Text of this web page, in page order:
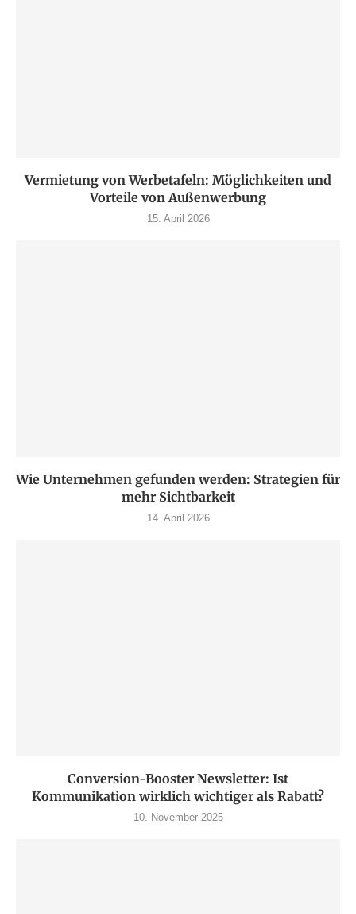
Vermietung von Werbetafeln: Möglichkeiten und
Vorteile von Außenwerbung
15. April 2026
Wie Unternehmen gefunden werden: Strategien für
mehr Sichtbarkeit
14. April 2026
Conversion-Booster Newsletter: Ist
Kommunikation wirklich wichtiger als Rabatt?
10. November 2025